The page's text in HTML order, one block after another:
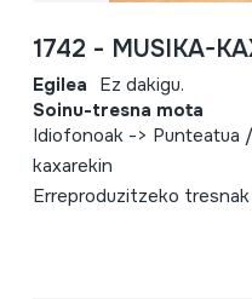
1742 - MUSIKA-
Egilea Ez dakigu.
Soinu-tresna mota
Idiofonoak -> Punteatua
kaxarekin
Erreproduzitzeko tresnak